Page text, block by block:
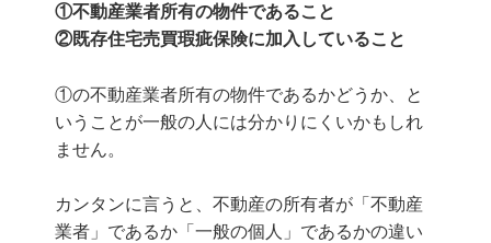
①不動産業者所有の物件であること
②既存住宅売買瑕疵保険に加入していること
①の不動産業者所有の物件であるかどうか、と
いうことが一般の人には分かりにくいかもしれ
ません。
カンタンに言うと、不動産の所有者が「不動産
業者」であるか「一般の個人」であるかの違い